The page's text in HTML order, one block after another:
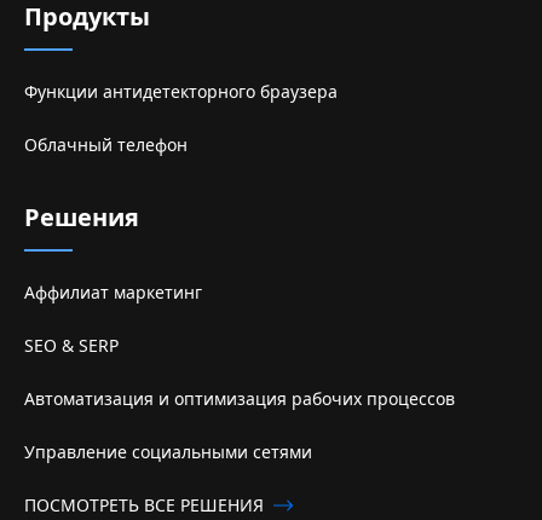
Продукты
Функции антидетекторного браузера
Облачный телефон
Решения
Аффилиат маркетинг
SEO & SERP
Автоматизация и оптимизация рабочих процессов
Управление социальными сетями
ПОСМОТРЕТЬ ВСЕ РЕШЕНИЯ